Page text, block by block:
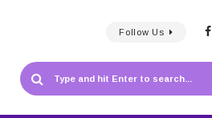
Follow Us